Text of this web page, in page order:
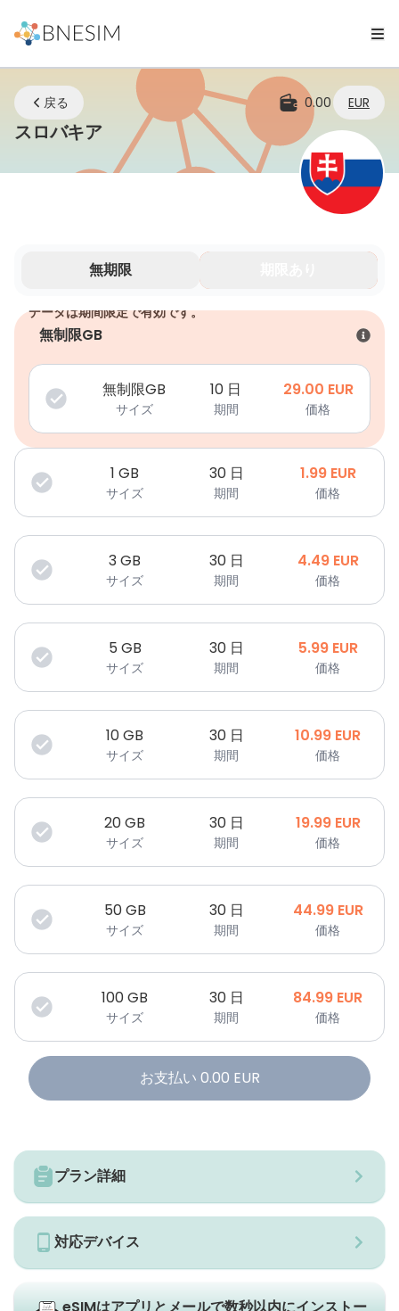
戻る 0.00 EUR
スロバキアeSIM | どこにいてもつながり続ける
無期限
データは期間限定で有効です。
無制限GB
無制限GB
サイズ
10 日
期間
29.00 EUR
価格
1 GB
サイズ
30 日
期間
1.99 EUR
価格
3GB
サイズ
30 日
期間
4.49 EUR
価格
5 GB
サイズ
30 日
期間
5.99 EUR
価格
10GB
サイズ
30 日
期間
10.99 EUR
価格
20GB
サイズ
30 日
期間
19.99 EUR
価格
50GB
サイズ
30 日
期間
44.99 EUR
価格
100GB
サイズ
30 日
期間
84.99 EUR
価格
お支払い 0.00 EUR
プラン詳細
対応デバイス